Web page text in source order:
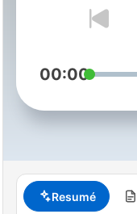
00:00
Resumé